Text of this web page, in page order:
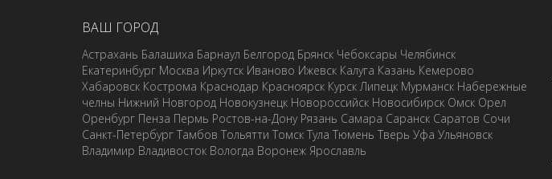
ВАШ ГОРОД
Астрахань Балашиха Барнаул Белгород Брянск Чебоксары Челябинск
Екатеринбург Москва Иркутск Иваново Ижевск Калуга Казань Кемерово
Хабаровск Кострома Краснодар Красноярск Курск Липецк Мурманск Набережные
челны Нижний Новгород Новокузнецк Новороссийск Новосибирск Омск Орел
Оренбург Пенза Пермь Ростов-на-Дону Рязань Самара Саранск Саратов Сочи
Санкт-Петербург Тамбов Тольятти Томск Тула Тюмень Тверь Уфа Ульяновск
Владимир Владивосток Вологда Воронеж Ярославль